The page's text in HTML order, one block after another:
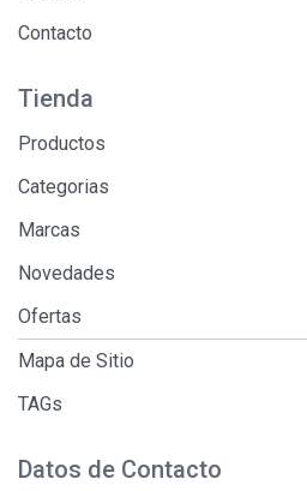
Contacto
Tienda
Productos
Categorias
Marcas
Novedades
Ofertas
Mapa de Sitio
TAGs
Datos de Contacto